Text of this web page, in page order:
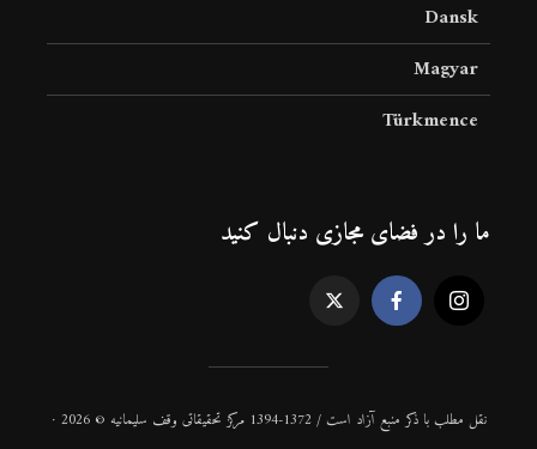
Dansk
Magyar
Türkmence
ما را در فضای مجازی دنبال کنید
نقل مطلب با ذكر منبع آزاد است / 1372-1394 مركز تحقیقاتی وقف سلیمانیه © 2026 ·